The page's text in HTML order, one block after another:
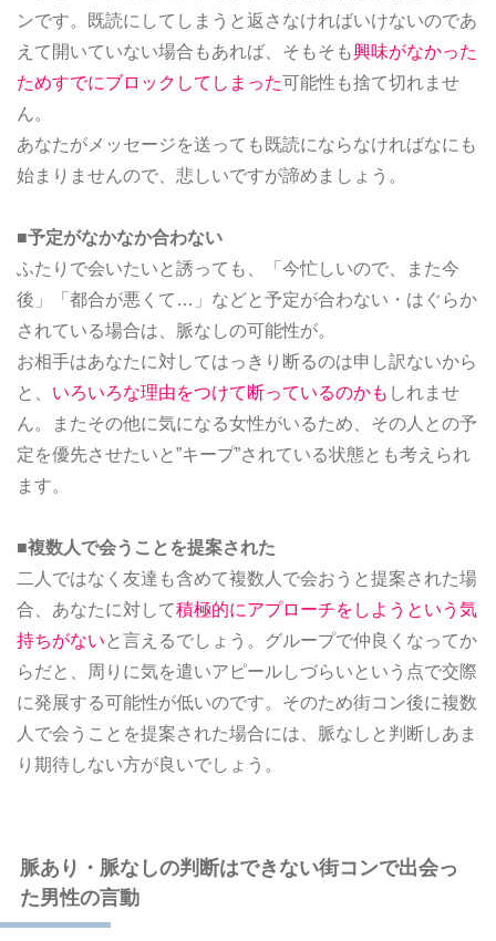
ンです。既読にしてしまうと返さなければいけないのであ
えて開いていない場合もあれば、そもそも興味がなかった
ためすでにブロックしてしまった可能性も捨て切れませ
ん。
あなたがメッセージを送っても既読にならなければなにも
始まりませんので、悲しいですが諦めましょう。
■予定がなかなか合わない
ふたりで会いたいと誘っても、「今忙しいので、また今
後」「都合が悪くて…」などと予定が合わない・はぐらか
されている場合は、脈なしの可能性が。
お相手はあなたに対してはっきり断るのは申し訳ないから
と、 いろいろな理由をつけて断っているのかも しれませ
ん。またその他に気になる女性がいるため、その人との予
定を優先させたいと”キープ”されている状態とも考えられ
ます。
■複数人で会うことを提案された
二人ではなく友達も含めて複数人で会おうと提案された場
合、あなたに対して積極的にアプローチをしようという気
持ちがない と言えるでしょう。グループで仲良くなってか
らだと、周りに気を遣いアピールしづらいという点で交際
に発展する可能性が低いのです。そのため街コン後に複数
人で会うことを提案された場合には、脈なしと判断しあま
り期待しない方が良いでしょう。
脈あり・脈なしの判断はできない街コンで出会っ
た男性の言動